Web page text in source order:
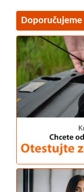
Doporučujeme